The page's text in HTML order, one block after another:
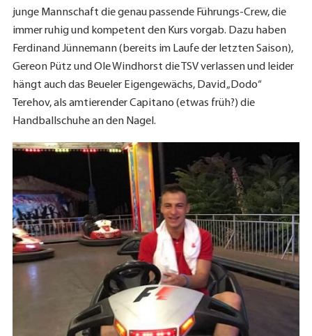
junge Mannschaft die genau passende Führungs-Crew, die
immer ruhig und kompetent den Kurs vorgab. Dazu haben
Ferdinand Jünnemann (bereits im Laufe der letzten Saison),
Gereon Pütz und Ole Windhorst die TSV verlassen und leider
hängt auch das Beueler Eigengewächs, David „Dodo“
Terehov, als amtierender Capitano (etwas früh?) die
Handballschuhe an den Nagel.